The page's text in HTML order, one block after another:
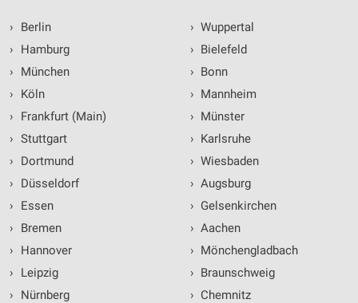
›
Berlin
›
Hamburg
›
München
›
Köln
›
Frankfurt (Main)
› Stuttgart
›
Dortmund
›
Düsseldorf
›
Essen
›
Bremen
›
Hannover
›
Leipzig
›
Nürnberg
› Wuppertal
› Bielefeld
› Bonn
› Mannheim
› Münster
› Karlsruhe
› Wiesbaden
› Augsburg
› Gelsenkirchen
› Aachen
› Mönchengladbach
› Braunschweig
› Chemnitz